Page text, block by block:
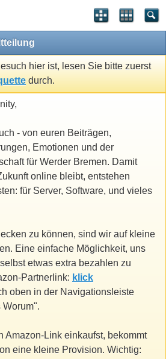
hier ist, lesen Sie bitte zuerst
durch.
- von euren Beiträgen,
Emotionen und der
für Werder Bremen. Damit
online bleibt, entstehen
für Server, Software, und vieles
zu können, sind wir auf kleine
Eine einfache Möglichkeit, uns
etwas extra bezahlen zu
Partnerlink: klick
oben in der Navigationsleiste
Worum".
Amazon-Link einkaufst, bekommt
eine kleine Provision. Wichtig: